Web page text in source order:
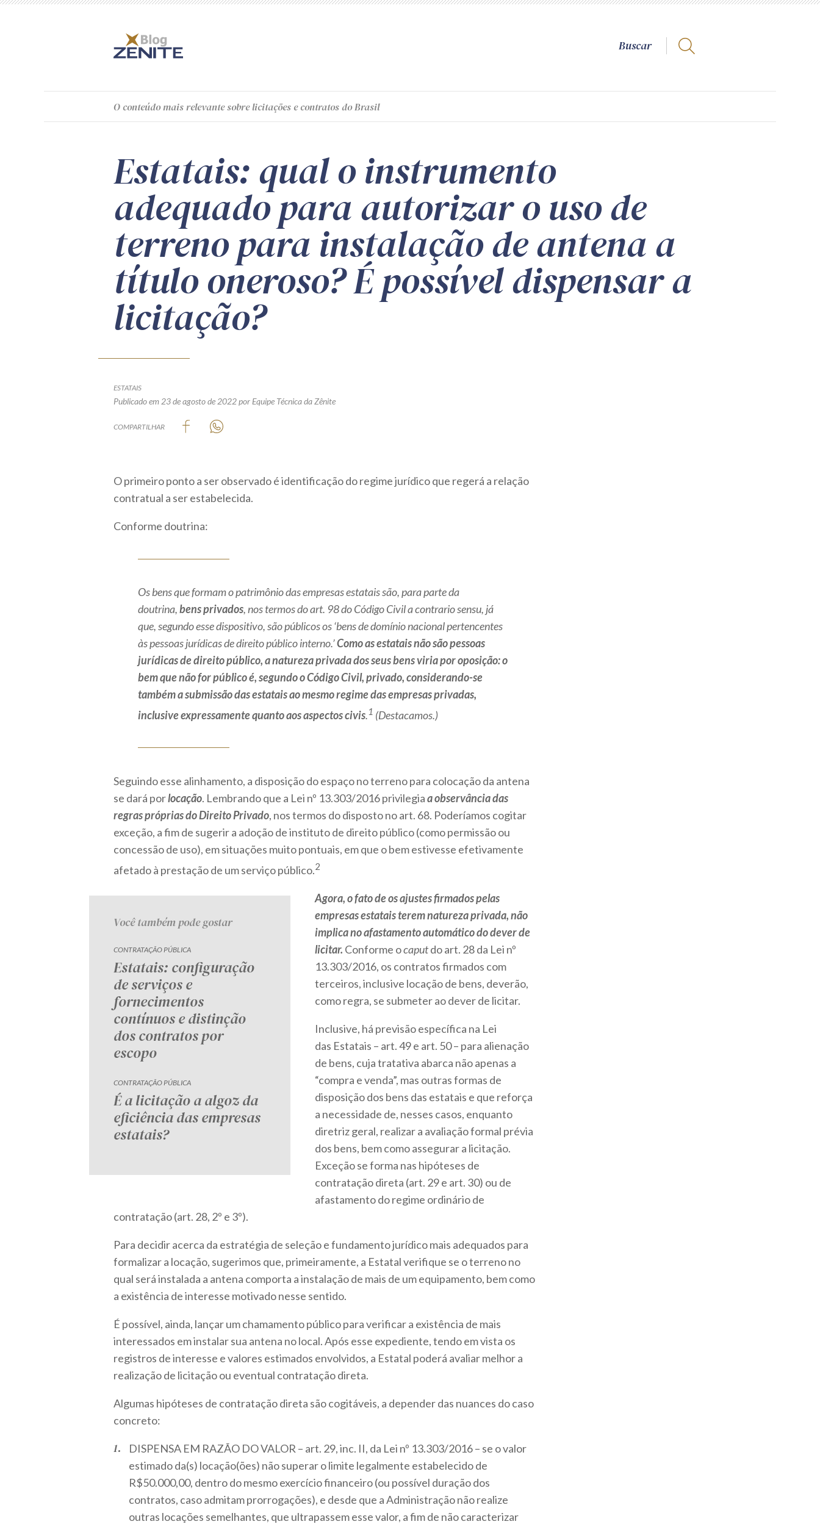
O conteúdomais relevante sobre licitações e contratos do Brasil
Estatais: qual o instrumento
adequado para autorizar o uso de
terreno para instalação de antena a
título oneroso? É possível dispensar a
licitação?
ESTATAIS
Publicado em 23 de agosto de 2022por Equipe Técnica da Zênite
COMPARTILHAR
O primeiro ponto a ser observado é identificação do regime jurídico que regerá a relação
contratual a ser estabelecida.
Conforme doutrina:
Os bens que formam o patrimônio das empresas estatais são, para parte da
doutrina,bens privados, nos termos do art. 98 do Código Civil acontrario sensu, já
que, segundo esse dispositivo, são públicos os ‘bens de domínio nacional pertencentes
às pessoas jurídicas de direito público interno.’Como as estatais não são pessoas
jurídicas de direito público, a natureza privada dos seus bens viria por oposição: o
bem que não for público é, segundo o Código Civil, privado, considerando-se
também a submissão das estatais ao mesmo regime das empresas privadas,
inclusive expressamente quanto aos aspectos civis.1 (Destacamos.)
Seguindo esse alinhamento, a disposição do espaço no terreno para colocação da antena
se dará porlocação. Lembrando que a Lei nº 13.303/2016 privilegiaa observância das
regras próprias do Direito Privado, nos termos do disposto no art. 68. Poderíamos cogitar
exceção, a fim de sugerir a adoção de instituto de direito público (como permissão ou
concessão de uso), em situações muito pontuais, em que o bem estivesse efetivamente
afetado à prestação de um serviço público.2
Você também pode gostar
CONTRATAÇÃO PÚBLICA
Estatais: configuração
de serviços e
fornecimentos
contínuos e distinção
dos contratos por
escopo
CONTRATAÇÃO PÚBLICA
É a licitação a algoz da
eficiência das empresas
estatais?
Agora, o fato de os ajustes firmados pelas
empresas estatais terem natureza privada, não
implica no afastamento automático do dever de
licitar. Conforme ocaputdo art. 28 da Lei nº
13.303/2016, os contratos firmados com
terceiros, inclusive locação de bens, deverão,
como regra, se submeter ao dever de licitar.
Inclusive, há previsão específica na Lei
das Estatais – art. 49 e art. 50 – para alienação
de bens, cuja tratativa abarca não apenas a
“compra e venda”, mas outras formas de
disposição dos bens das estatais e que reforça
a necessidade de, nesses casos, enquanto
diretriz geral, realizar a avaliação formal prévia
dos bens, bem como assegurar a licitação.
Exceção se forma nas hipóteses de
contratação direta (art. 29 e art. 30) ou de
afastamento do regime ordinário de
contratação (art. 28, 2º e 3º).
Para decidir acerca da estratégia de seleção e fundamento jurídico mais adequados para
formalizar a locação, sugerimos que, primeiramente, a Estatal verifique se o terreno no
qual será instalada a antena comporta a instalação de mais de um equipamento, bem como
a existência de interesse motivado nesse sentido.
É possível, ainda, lançar um chamamento público para verificar a existência de mais
interessados em instalar sua antena no local. Após esse expediente, tendo em vista os
registros de interesse e valores estimados envolvidos, a Estatal poderá avaliar melhor a
realização de licitação ou eventual contratação direta.
Algumas hipóteses de contratação direta são cogitáveis, a depender das nuances do caso
concreto:
DISPENSA EM RAZÃO DO VALOR – art. 29, inc. II, da Lei nº 13.303/2016 – se o valor
estimado da(s) locação(ões) não superar o limite legalmente estabelecido de
R$50.000,00, dentro do mesmo exercício financeiro (ou possível duração dos
contratos, caso admitam prorrogações), e desde que a Administração não realize
outras locações semelhantes, que ultrapassem esse valor, a fim de não caracterizar